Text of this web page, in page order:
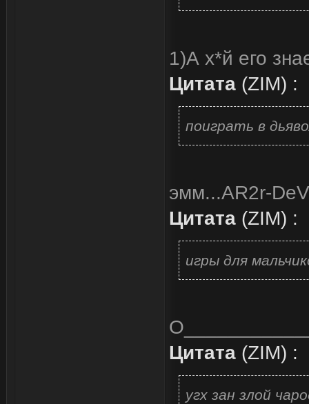
1)А х*й его
Цитата (ZIM) :
поиграть в
эмм...AR2r-
Цитата (ZIM) :
игры для
Цитата (ZIM) :
угх зан злой